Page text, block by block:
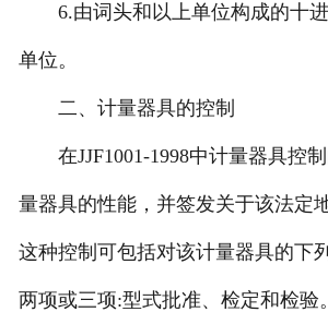
6.由词头和以上单位构成的十进
单位。
二、计量器具的控制
在JJF1001-1998中计量器具控
量器具的性能，并签发关于该法定
这种控制可包括对该计量器具的下
两项或三项:型式批准、检定和检验